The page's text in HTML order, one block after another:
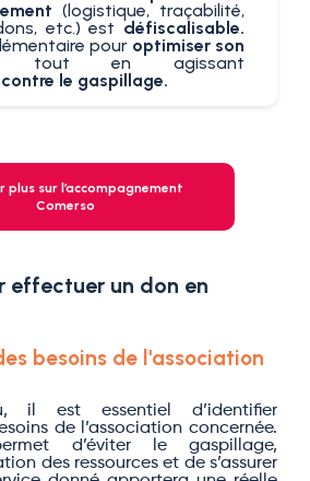
(logistique, traçabilité,
etc.) est défiscalisable.
pour optimiser son
tout en agissant
contre le gaspillage.
plus sur l’accompagnement
Comerso
effectuer un don en
besoins de l'association
il est essentiel d’identifier
de l’association concernée.
d’éviter le gaspillage,
des ressources et de s’assurer